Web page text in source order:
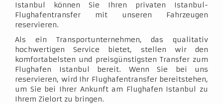
Istanbul können Sie Ihren privaten Istanbul-
Flughafentransfer mit unseren Fahrzeugen
reservieren.
Als ein Transportunternehmen, das qualitativ
hochwertigen Service bietet, stellen wir den
komfortabelsten und preisgünstigsten Transfer zum
Flughafen Istanbul bereit. Wenn Sie bei uns
reservieren, wird Ihr Flughafentransfer bereitstehen,
um Sie bei Ihrer Ankunft am Flughafen Istanbul zu
Ihrem Zielort zu bringen.